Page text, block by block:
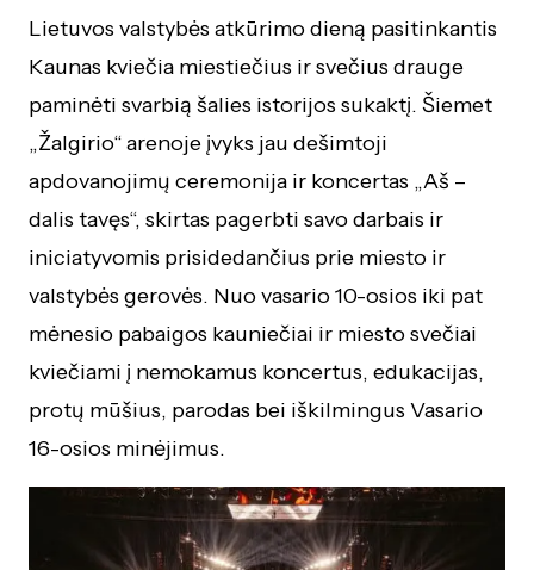
Lietuvos valstybės atkūrimo dieną pasitinkantis
Kaunas kviečia miestiečius ir svečius drauge
paminėti svarbią šalies istorijos sukaktį. Šiemet
„Žalgirio“ arenoje įvyks jau dešimtoji
apdovanojimų ceremonija ir koncertas „Aš –
dalis tavęs“, skirtas pagerbti savo darbais ir
iniciatyvomis prisidedančius prie miesto ir
valstybės gerovės. Nuo vasario 10-osios iki pat
mėnesio pabaigos kauniečiai ir miesto svečiai
kviečiami į nemokamus koncertus, edukacijas,
protų mūšius, parodas bei iškilmingus Vasario
16-osios minėjimus.